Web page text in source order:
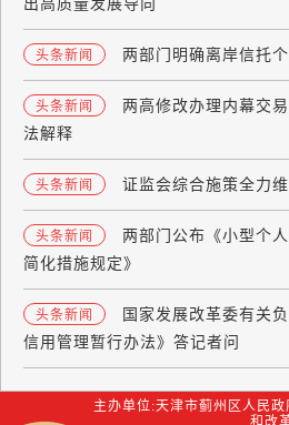
出高质量发展导向
头条新闻 两部门明确离岸信托
头条新闻
两高修改办理内幕交
法解释
头条新闻 证监会综合施策全力
头条新闻
两部门公布《小型个
简化措施规定》
头条新闻
国家发展改革委有关
信用管理暂行办法》答记者问
主办单位:天津市蓟州区人民
和改